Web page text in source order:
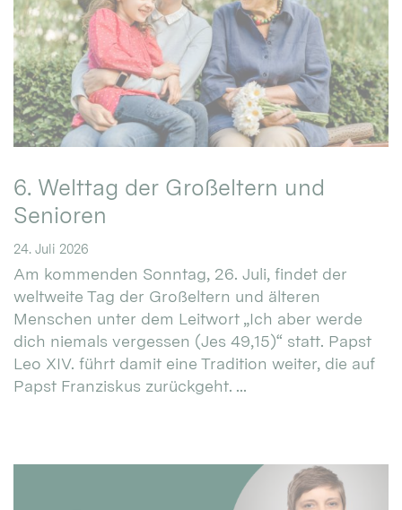
6. Welttag der Großeltern und
Senioren
24. Juli 2026
Am kommenden Sonntag, 26. Juli, findet der
weltweite Tag der Großeltern und älteren
Menschen unter dem Leitwort „Ich aber werde
dich niemals vergessen (Jes 49,15)“ statt. Papst
Leo XIV. führt damit eine Tradition weiter, die auf
Papst Franziskus zurückgeht. ...